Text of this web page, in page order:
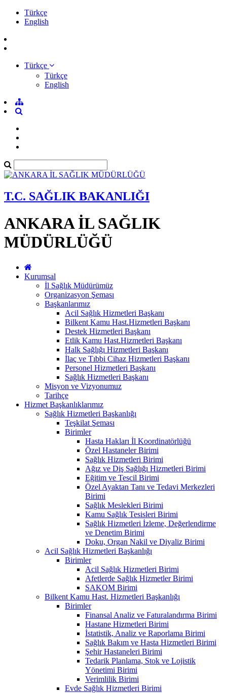
Türkçe
English
Türkçe
Türkçe
English
T.C. SAĞLIK BAKANLIĞI
ANKARA İL SAĞLIK
MÜDÜRLÜĞÜ
Kurumsal
İl Sağlık Müdürümüz
Organizasyon Şeması
Başkanlarımız
Acil Sağlık Hizmetleri Başkanı
Bilkent Kamu Hast.Hizmetleri Başkanı
Destek Hizmetleri Başkanı
Etlik Kamu Hast.Hizmetleri Başkanı
Halk Sağlığı Hizmetleri Başkanı
İlaç ve Tıbbi Cihaz Hizmetleri Başkanı
Personel Hizmetleri Başkanı
Sağlık Hizmetleri Başkanı
Misyon ve Vizyonumuz
Tarihçe
Hizmet Başkanlıklarımız
Sağlık Hizmetleri Başkanlığı
Teşkilat Şeması
Birimler
Hasta Hakları İl Koordinatörlüğü
Özel Hastaneler Birimi
Sağlık Hizmetleri Birimi
Ağız ve Diş Sağlığı Hizmetleri Birimi
Eğitim ve Tescil Birimi
Özel Ayaktan Tanı ve Tedavi Merkezleri
Birimi
Sağlık Meslekleri Birimi
Kamu Sağlık Tesisleri Birimi
Sağlık Hizmetleri İzleme, Değerlendirme
ve Denetim Birimi
Doku, Organ Nakil ve Diyaliz Birimi
Acil Sağlık Hizmetleri Başkanlığı
Birimler
Acil Sağlık Hizmetleri Birimi
Afetlerde Sağlık Hizmetler Birimi
SAKOM Birimi
Bilkent Kamu Hast. Hizmetleri Başkanlığı
Birimler
Finansal Analiz ve Faturalandırma Birimi
Hastane Hizmetleri Birimi
İstatistik, Analiz ve Raporlama Birimi
Sağlık Bakım ve Hasta Hizmetleri Birimi
Şehir Hastaneleri Birimi
Tedarik Planlama, Stok ve Lojistik
Yönetimi Birimi
Verimlilik Birimi
Evde Sağlık Hizmetleri Birimi